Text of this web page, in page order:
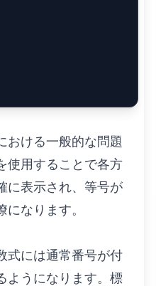
おける一般的な問題
使用することで各方
に表示され、等号が
なります。
式には通常番号が付
ようになります。標